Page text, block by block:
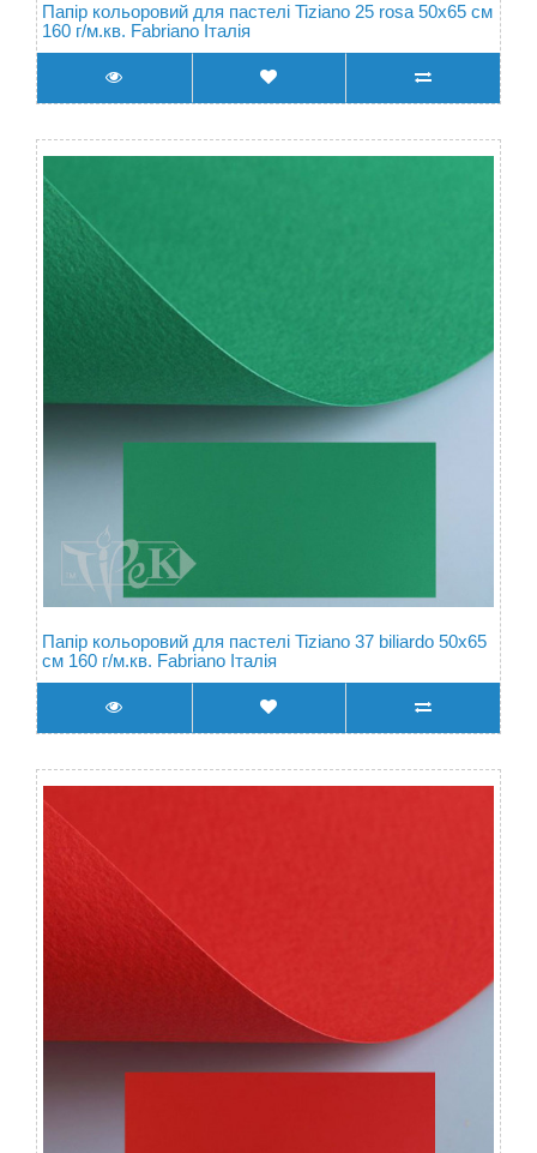
Папір кольоровий для пастелі Tiziano 25 rosa 50х65 см
160 г/м.кв. Fabriano Італія
Папір кольоровий для пастелі Tiziano 37 biliardo 50х65
см 160 г/м.кв. Fabriano Італія